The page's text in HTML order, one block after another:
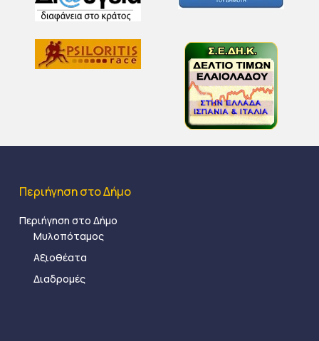
Περιήγηση στο Δήμο
Περιήγηση στο Δήμο
Μυλοπόταμος
Αξιοθέατα
Διαδρομές